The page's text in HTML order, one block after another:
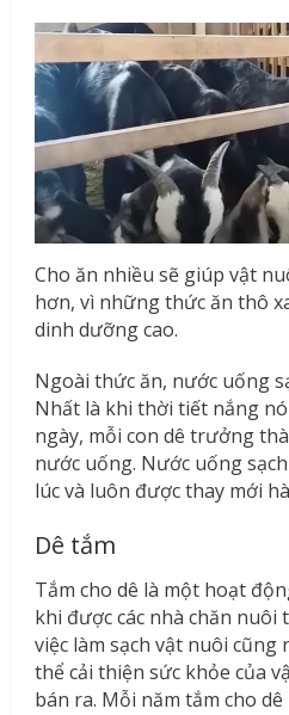
Cho ăn nhiều sẽ giúp vật
hơn, vì những thức ăn thô
dinh dưỡng cao.
Ngoài thức ăn, nước uống
Nhất là khi thời tiết nắng
ngày, mỗi con dê trưởng
nước uống. Nước uống
lúc và luôn được thay mới
Dê tắm
Tắm cho dê là một hoạt
khi được các nhà chăn nuôi
việc làm sạch vật nuôi
thể cải thiện sức khỏe của
bán ra. Mỗi năm tắm cho